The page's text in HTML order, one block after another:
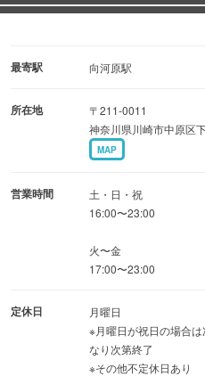
いつも繁盛しており、お待ち
＜多くの方に愛されているの
◎ロース中心！リーズナブル
自信があるからこそ出せる、
安くてたくさん食べられるの
名物の千切りキャベツは山盛
◎お酒の種類も豊富にご用意
お肉に合うビールやハイボー
最寄駅 向河原駅
所在地
〒211-0011
神奈川県川崎市中原区
MAP
営業時間
土・日・祝
16:00〜23:00
火〜金
17:00〜23:00
定休日
月曜日
※月曜日が祝日の場合
なり次第終了
※その他不定休日あり